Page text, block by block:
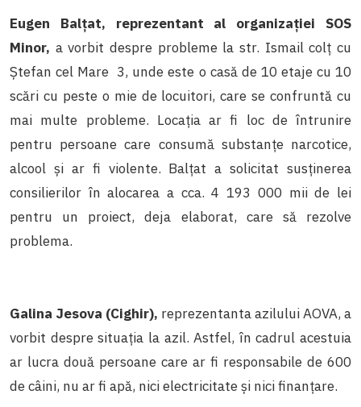
Eugen Balțat, reprezentant al organizației SOS
Minor, a vorbit despre probleme la str. Ismail colț cu
Ștefan cel Mare 3, unde este o casă de 10 etaje cu 10
scări cu peste o mie de locuitori, care se confruntă cu
mai multe probleme. Locația ar fi loc de întrunire
pentru persoane care consumă substanțe narcotice,
alcool și ar fi violente. Balțat a solicitat susținerea
consilierilor în alocarea a cca. 4 193 000 mii de lei
pentru un proiect, deja elaborat, care să rezolve
problema.
Galina Jesova (Cighir), reprezentanta azilului AOVA, a
vorbit despre situația la azil. Astfel, în cadrul acestuia
ar lucra două persoane care ar fi responsabile de 600
de câini, nu ar fi apă, nici electricitate și nici finanțare.